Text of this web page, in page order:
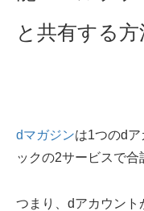
と共有する方
dマガジンは1つのd
ックの2サービスで合
つまり、dアカウント